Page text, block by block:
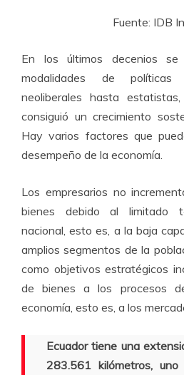
Fuente: IDB
En los últimos decenios se
modalidades de políticas
neoliberales hasta
consiguió un crecimiento
Hay varios factores que
desempeño de la economía.
Los empresarios no
bienes debido al limitado
nacional, esto es, a la baja
amplios segmentos de la
como objetivos estratégicos
de bienes a los procesos
economía, esto es, a los
Ecuador tiene una
283.561 kilómetros,